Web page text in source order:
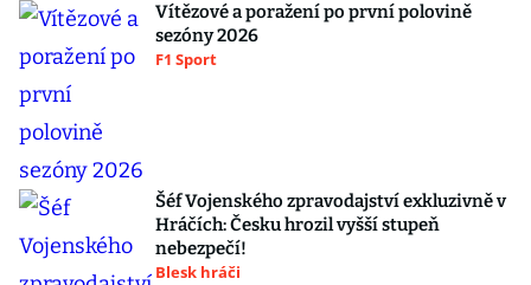
Vítězové a poražení po první polovině
sezóny 2026
F1 Sport
Šéf Vojenského zpravodajství exkluzivně v
Hráčích: Česku hrozil vyšší stupeň
nebezpečí!
Blesk hráči